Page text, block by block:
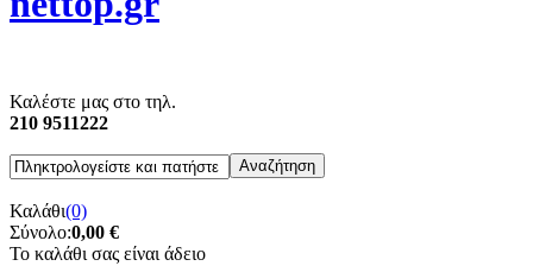
Καλέστε μας στο τηλ.
210 9511222
Καλάθι(0)
Σύνολο:0,00 €
Το καλάθι σας είναι άδειο